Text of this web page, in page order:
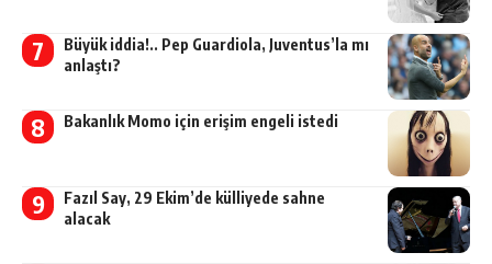
Büyük iddia!.. Pep Guardiola, Juventus’la mı
anlaştı?
Bakanlık Momo için erişim engeli istedi
Fazıl Say, 29 Ekim’de külliyede sahne
alacak